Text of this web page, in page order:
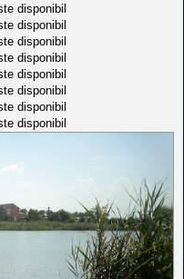
disponibil
disponibil
disponibil
disponibil
disponibil
disponibil
disponibil
disponibil